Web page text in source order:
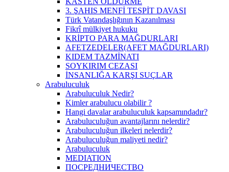
3. ŞAHIS MENFİ TESPİT DAVASI
Türk Vatandaşlığının Kazanılması
Fikrî mülkiyet hukuku
KRİPTO PARA MAĞDURLARI
AFETZEDELER(AFET MAĞDURLARI)
KIDEM TAZMİNATI
SOYKIRIM CEZASI
İNSANLIĞA KARŞI SUÇLAR
Arabuluculuk
Arabuluculuk Nedir?
Kimler arabulucu olabilir ?
Hangi davalar arabuluculuk kapsamındadır?
Arabuluculuğun avantajlarını nelerdir?
Arabuluculuğun ilkeleri nelerdir?
Arabuluculuğun maliyeti nedir?
Arabuluculuk
MEDIATION
ПОСРЕДНИЧЕСТВО